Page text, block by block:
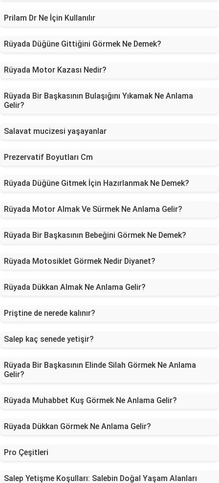
Prilam Dr Ne İçin Kullanılır
Rüyada Düğüne Gittiğini Görmek Ne Demek?
Rüyada Motor Kazası Nedir?
Rüyada Bir Başkasının Bulaşığını Yıkamak Ne Anlama
Gelir?
Salavat mucizesi yaşayanlar
Prezervatif Boyutları Cm
Rüyada Düğüne Gitmek İçin Hazırlanmak Ne Demek?
Rüyada Motor Almak Ve Sürmek Ne Anlama Gelir?
Rüyada Bir Başkasının Bebeğini Görmek Ne Demek?
Rüyada Motosiklet Görmek Nedir Diyanet?
Rüyada Dükkan Almak Ne Anlama Gelir?
Priştine de nerede kalınır?
Salep kaç senede yetişir?
Rüyada Bir Başkasının Elinde Silah Görmek Ne Anlama
Gelir?
Rüyada Muhabbet Kuş Görmek Ne Anlama Gelir?
Rüyada Dükkan Görmek Ne Anlama Gelir?
Pro Çeşitleri
Salep Yetişme Koşulları: Salebin Doğal Yaşam Alanları